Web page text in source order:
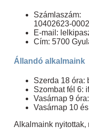
Számlaszám:
10402623-
E-mail:
Cím: 5700
Állandó alkalmaink
Szerda 18 óra:
Szombat fél 6:
Vasárnap 9
Vasárnap 10
Alkalmaink nyitottak,